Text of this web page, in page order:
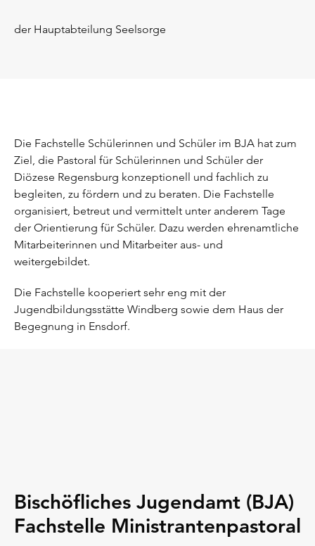
der Hauptabteilung Seelsorge
Die Fachstelle Schülerinnen und Schüler im BJA hat zum
Ziel, die Pastoral für Schülerinnen und Schüler der
Diözese Regensburg konzeptionell und fachlich zu
begleiten, zu fördern und zu beraten. Die Fachstelle
organisiert, betreut und vermittelt unter anderem Tage
der Orientierung für Schüler. Dazu werden ehrenamtliche
Mitarbeiterinnen und Mitarbeiter aus- und
weitergebildet.
Die Fachstelle kooperiert sehr eng mit der
Jugendbildungsstätte Windberg sowie dem Haus der
Begegnung in Ensdorf.
Bischöfliches Jugendamt (BJA)
Fachstelle Ministrantenpastoral